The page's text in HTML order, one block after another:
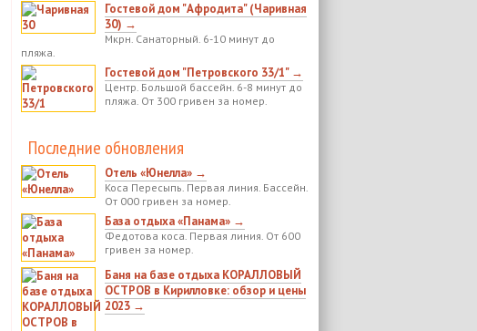
Гостевой дом "Афродита" (Чаривная
30) →
Мкрн. Санаторный. 6-10 минут до
пляжа.
Гостевой дом "Петровского 33/1" →
Центр. Большой бассейн. 6-8 минут до
пляжа. От 300 гривен за номер.
Последние обновления
Отель «Юнелла» →
Коса Пересыпь. Первая линия. Бассейн.
От 000 гривен за номер.
База отдыха «Панама» →
Федотова коса. Первая линия. От 600
гривен за номер.
Баня на базе отдыха КОРАЛЛОВЫЙ
ОСТРОВ в Кирилловке: обзор и цены
2023 →